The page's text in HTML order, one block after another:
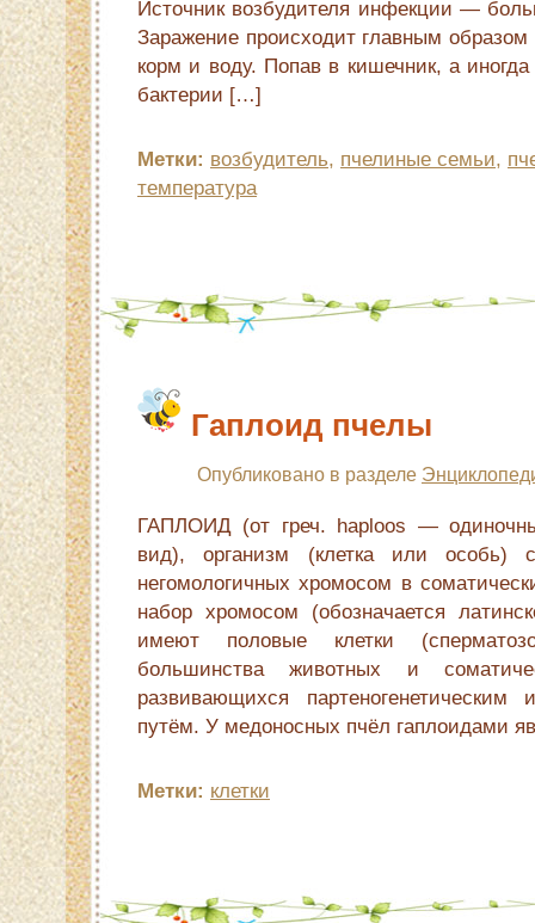
Источник возбудителя инфекции —
Заражение происходит главным
корм и воду. Попав в кишечник, а
бактерии […]
Метки: возбудитель, пчелиные семьи,
температура
Гаплоид пчелы
Опубликовано в разделе
ГАПЛОИД (от греч. haploos —
вид), организм (клетка или особь)
негомологичных хромосом в
набор хромосом (обозначается
имеют половые клетки
большинства животных и
развивающихся партеногенетическим
путём. У медоносных пчёл гаплоидами
Метки: клетки